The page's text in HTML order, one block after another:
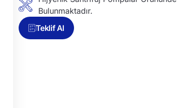
Bulunmaktadır.
Teklif Al